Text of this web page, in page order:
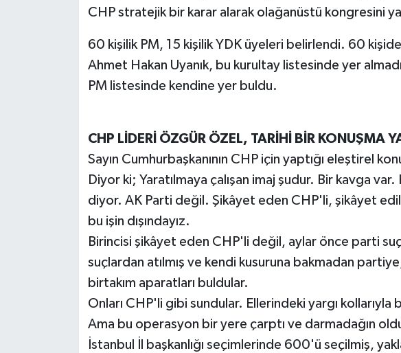
CHP stratejik bir karar alarak olağanüstü kongresini
60 kişilik PM, 15 kişilik YDK üyeleri belirlendi. 60
Ahmet Hakan Uyanık, bu kurultay listesinde yer
PM listesinde kendine yer buldu.
CHP LİDERİ ÖZGÜR ÖZEL, TARİHİ BİR KONUŞMA
Sayın Cumhurbaşkanının CHP için yaptığı eleştirel
Diyor ki; Yaratılmaya çalışan imaj şudur. Bir kavga
diyor. AK Parti değil. Şikâyet eden CHP'li, şikâyet
bu işin dışındayız.
Birincisi şikâyet eden CHP'li değil, aylar önce parti
suçlardan atılmış ve kendi kusuruna bakmadan
birtakım aparatları buldular.
Onları CHP'li gibi sundular. Ellerindeki yargı
Ama bu operasyon bir yere çarptı ve darmadağın
İstanbul İl başkanlığı seçimlerinde 600'ü seçilmiş,